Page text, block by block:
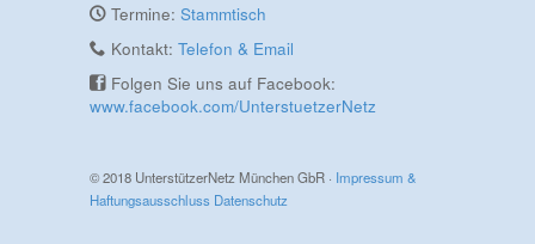
Termine: Stammtisch
Kontakt: Telefon & Email
Folgen Sie uns auf Facebook:
www.facebook.com/UnterstuetzerNetz
© 2018 UnterstützerNetz München GbR · Impressum &
Haftungsausschluss Datenschutz